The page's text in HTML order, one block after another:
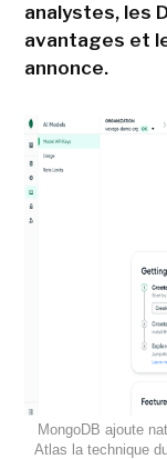
analystes, les
avantages et
annonce.
MongoDB ajoute
Atlas la technique